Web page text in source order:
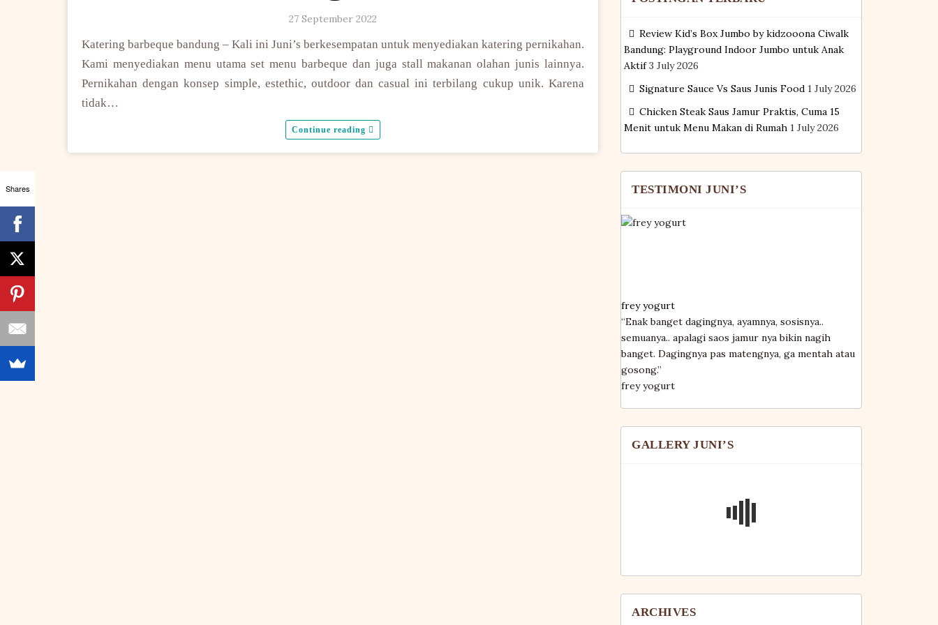
27 September 2022
Katering barbeque bandung – Kali ini Juni’s berkesempatan untuk menyediakan katering pernikahan.
Kami menyediakan menu utama set menu barbeque dan juga stall makanan olahan junis lainnya.
Pernikahan dengan konsep simple, estethic, outdoor dan casual ini terbilang cukup unik. Karena
tidak…
Continue reading
Review Kid’s Box Jumbo by kidzooona Ciwalk
Bandung: Playground Indoor Jumbo untuk Anak
Aktif 3 July 2026
Signature Sauce Vs Saus Junis Food 1 July 2026
Chicken Steak Saus Jamur Praktis, Cuma 15
Menit untuk Menu Makan di Rumah 1 July 2026
TESTIMONI JUNI’S
frey yogurt
“Enak banget dagingnya, ayamnya, sosisnya..
semuanya.. apalagi saos jamur nya bikin nagih
banget. Dagingnya pas matengnya, ga mentah atau
gosong.”
frey yogurt
GALLERY JUNI’S
ARCHIVES
Shares